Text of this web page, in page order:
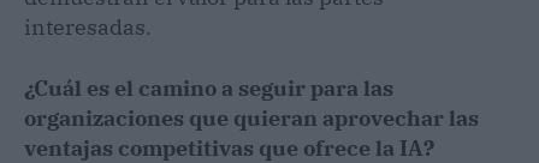
interesadas.
¿Cuál es el camino a seguir para las
organizaciones que quieran aprovechar las
ventajas competitivas que ofrece la IA?